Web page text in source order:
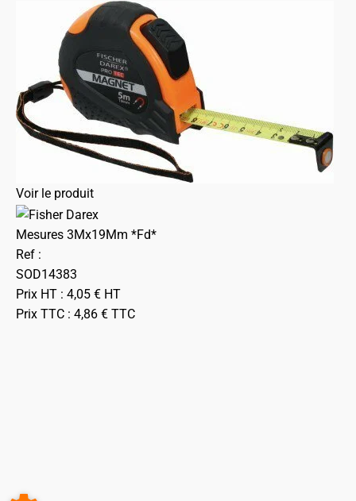
Voir le produit
Mesures 3Mx19Mm *Fd*
Ref :
SOD14383
Prix HT : 4,05 € HT
Prix TTC : 4,86 € TTC